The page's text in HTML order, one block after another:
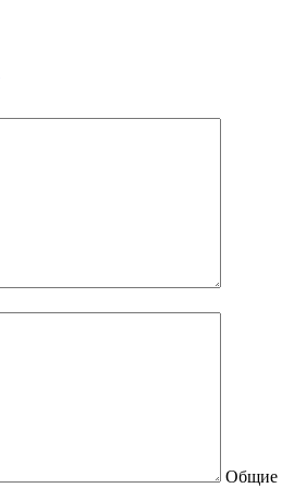
Общие